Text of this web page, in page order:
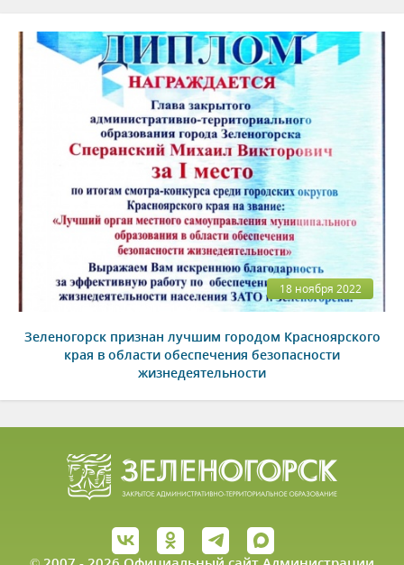
18 ноября 2022
Зеленогорск признан лучшим городом Красноярского
края в области обеспечения безопасности
жизнедеятельности